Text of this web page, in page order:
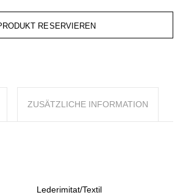
RESERVIEREN
ZUSÄTZLICHE INFORMATION
Lederimitat/Textil